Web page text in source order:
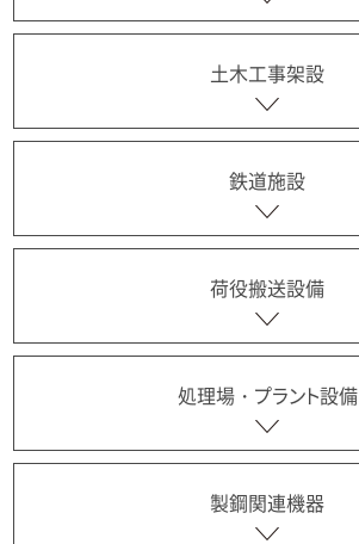
土木工事架設
鉄道施設
荷役搬送設備
処理場・プラント設備
製鋼関連機器